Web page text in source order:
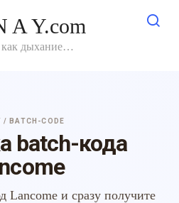
A Y.com
как дыхание…
/ BATCH-CODE
batch-кода
Lancome и сразу получите